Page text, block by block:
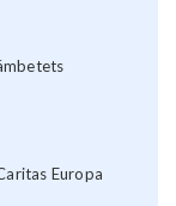
Europa